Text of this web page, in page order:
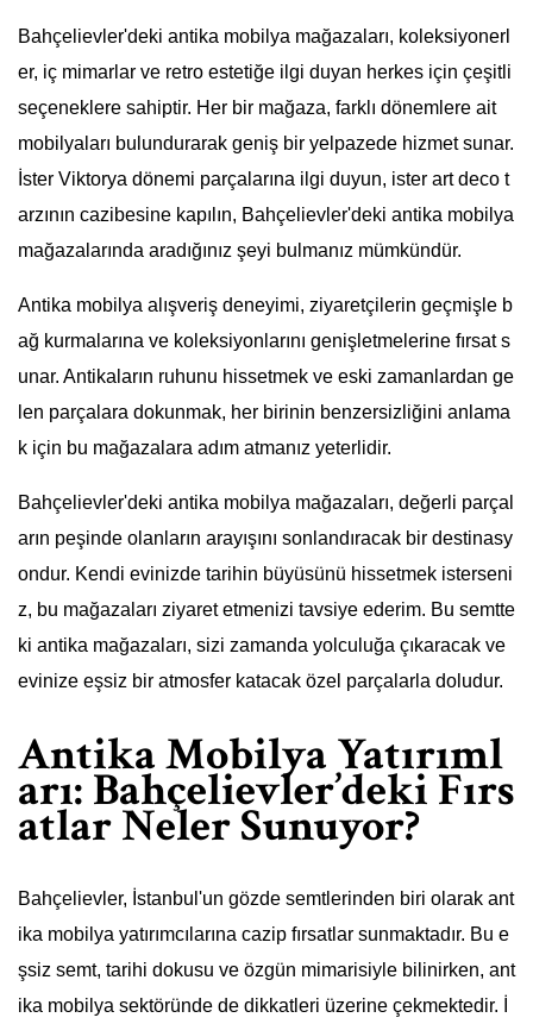
Bahçelievler'deki antika mobilya mağazaları, koleksiyonerl
er, iç mimarlar ve retro estetiğe ilgi duyan herkes için çeşitli
seçeneklere sahiptir. Her bir mağaza, farklı dönemlere ait
mobilyaları bulundurarak geniş bir yelpazede hizmet sunar.
İster Viktorya dönemi parçalarına ilgi duyun, ister art deco t
arzının cazibesine kapılın, Bahçelievler'deki antika mobilya
mağazalarında aradığınız şeyi bulmanız mümkündür.
Antika mobilya alışveriş deneyimi, ziyaretçilerin geçmişle b
ağ kurmalarına ve koleksiyonlarını genişletmelerine fırsat s
unar. Antikaların ruhunu hissetmek ve eski zamanlardan ge
len parçalara dokunmak, her birinin benzersizliğini anlama
k için bu mağazalara adım atmanız yeterlidir.
Bahçelievler'deki antika mobilya mağazaları, değerli parçal
arın peşinde olanların arayışını sonlandıracak bir destinasy
ondur. Kendi evinizde tarihin büyüsünü hissetmek isterseni
z, bu mağazaları ziyaret etmenizi tavsiye ederim. Bu semtte
ki antika mağazaları, sizi zamanda yolculuğa çıkaracak ve
evinize eşsiz bir atmosfer katacak özel parçalarla doludur.
Antika Mobilya Yatırıml
arı: Bahçelievler’deki Fırs
atlar Neler Sunuyor?
Bahçelievler, İstanbul'un gözde semtlerinden biri olarak ant
ika mobilya yatırımcılarına cazip fırsatlar sunmaktadır. Bu e
şsiz semt, tarihi dokusu ve özgün mimarisiyle bilinirken, ant
ika mobilya sektöründe de dikkatleri üzerine çekmektedir. İ